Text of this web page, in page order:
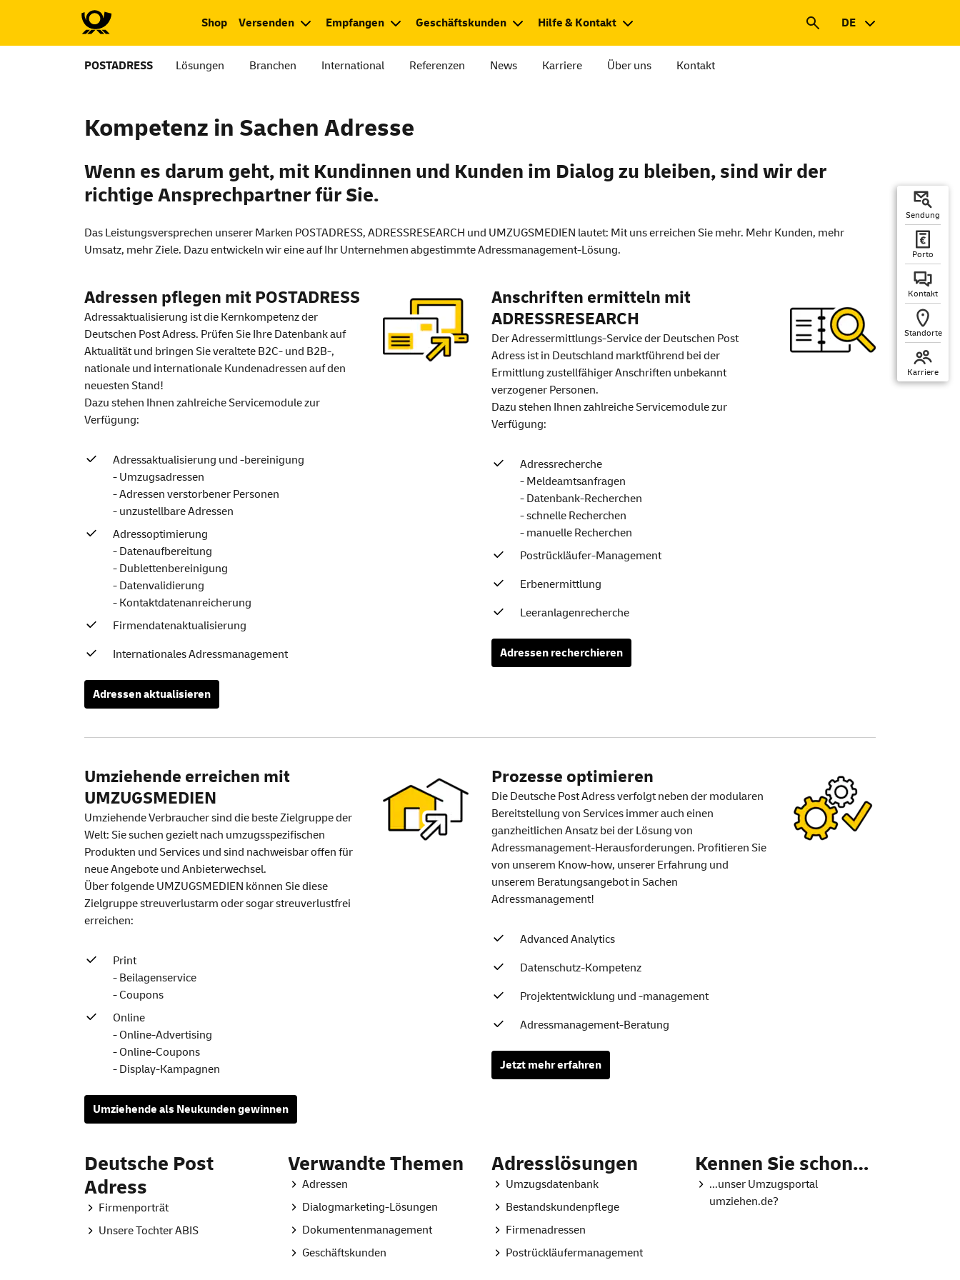
Shop Versenden Empfangen Geschäftskunden Hilfe & Kontakt DE
POSTADRESS Lösungen Branchen International Referenzen News Karriere Über uns Kontakt
Sendung
Porto
Kontakt
Standorte
Karriere
Kompetenz in Sachen Adresse
Wenn es darum geht, mit Kundinnen und Kunden im Dialog zu bleiben, sind wir der
richtige Ansprechpartner für Sie.
Das Leistungsversprechen unserer Marken POSTADRESS, ADRESSRESEARCH und UMZUGSMEDIEN lautet: Mit uns erreichen Sie mehr. Mehr Kunden, mehr
Umsatz, mehr Ziele. Dazu entwickeln wir eine auf Ihr Unternehmen abgestimmte Adressmanagement-Lösung.
Adressen pflegen mit POSTADRESS
Adressaktualisierung ist die Kernkompetenz der
Deutschen Post Adress. Prüfen Sie Ihre Datenbank auf
Aktualität und bringen Sie veraltete B2C- und B2B-,
nationale und internationale Kundenadressen auf den
neuesten Stand!
Dazu stehen Ihnen zahlreiche Servicemodule zur
Verfügung:
Adressaktualisierung und -bereinigung
- Umzugsadressen
- Adressen verstorbener Personen
- unzustellbare Adressen
Adressoptimierung
- Datenaufbereitung
- Dublettenbereinigung
- Datenvalidierung
- Kontaktdatenanreicherung
Firmendatenaktualisierung
Internationales Adressmanagement
Adressen aktualisieren
Anschriften ermitteln mit
ADRESSRESEARCH
Der Adressermittlungs-Service der Deutschen Post
Adress ist in Deutschland marktführend bei der
Ermittlung zustellfähiger Anschriften unbekannt
verzogener Personen.
Dazu stehen Ihnen zahlreiche Servicemodule zur
Verfügung:
Adressrecherche
- Meldeamtsanfragen
- Datenbank-Recherchen
- schnelle Recherchen
- manuelle Recherchen
Postrückläufer-Management
Erbenermittlung
Leeranlagenrecherche
Adressen recherchieren
Umziehende erreichen mit
UMZUGSMEDIEN
Umziehende Verbraucher sind die beste Zielgruppe der
Welt: Sie suchen gezielt nach umzugsspezifischen
Produkten und Services und sind nachweisbar offen für
neue Angebote und Anbieterwechsel.
Über folgende UMZUGSMEDIEN können Sie diese
Zielgruppe streuverlustarm oder sogar streuverlustfrei
erreichen:
Print
- Beilagenservice
- Coupons
Online
- Online-Advertising
- Online-Coupons
- Display-Kampagnen
Umziehende als Neukunden gewinnen
Prozesse optimieren
Die Deutsche Post Adress verfolgt neben der modularen
Bereitstellung von Services immer auch einen
ganzheitlichen Ansatz bei der Lösung von
Adressmanagement-Herausforderungen. Profitieren Sie
von unserem Know-how, unserer Erfahrung und
unserem Beratungsangebot in Sachen
Adressmanagement!
Advanced Analytics
Datenschutz-Kompetenz
Projektentwicklung und -management
Adressmanagement-Beratung
Jetzt mehr erfahren
Deutsche Post
Adress
Firmenporträt
Unsere Tochter ABIS
Verwandte Themen
Adressen
Dialogmarketing-Lösungen
Dokumentenmanagement
Geschäftskunden
Adresslösungen
Umzugsdatenbank
Bestandskundenpflege
Firmenadressen
Postrückläufermanagement
Kennen Sie schon…
...unser Umzugsportal
umziehen.de?